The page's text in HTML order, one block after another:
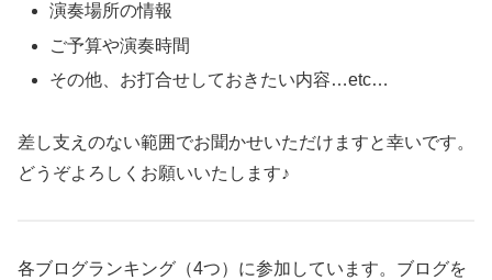
演奏場所の情報
ご予算や演奏時間
その他、お打合せしておきたい内容…etc…
差し支えのない範囲でお聞かせいただけますと幸いです。
どうぞよろしくお願いいたします♪
各ブログランキング（4つ）に参加しています。ブログを